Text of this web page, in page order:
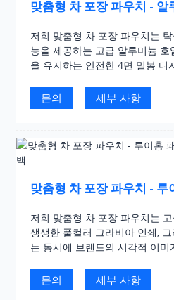
맞춤형 차 포장 파우치 - 알
저희 맞춤형 차 포장 파우치는
능을 제공하는 고급 알루미늄
을 유지하는 안전한 4면 밀봉 디
조정을 통해 브랜드 이미지를 향
족할 수 있습니다.
문의 세부 사항
맞춤형 차 포장 파우치 -
저희 맞춤형 차 포장 파우치는
생생한 풀컬러 그라비아 인쇄,
는 동시에 브랜드의 시각적 이
파우치는 진열 효과를 높이는 동
절취선과 같은 기능성까지 갖추
문의 세부 사항